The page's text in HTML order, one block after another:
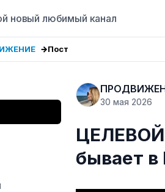
новый любимый канал
Пост
30 мая 2026
бывает